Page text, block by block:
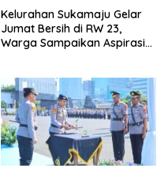
Kelurahan Sukamaju Gelar
Jumat Bersih di RW 23,
Warga Sampaikan Aspirasi